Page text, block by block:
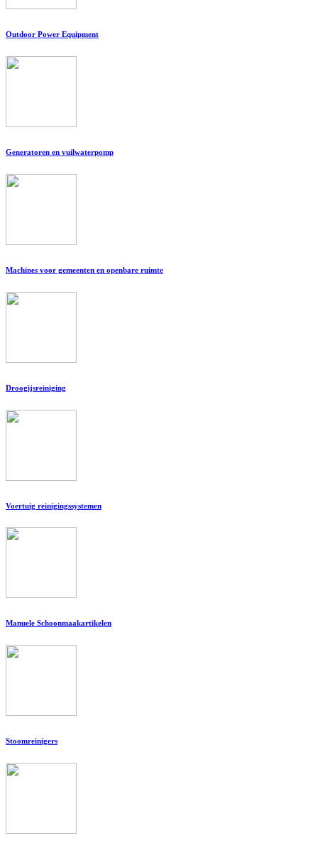
Outdoor Power Equipment
Generatoren en vuilwaterpomp
Machines voor gemeenten en openbare ruimte
Droogijsreiniging
Voertuig reinigingssystemen
Manuele Schoonmaakartikelen
Stoomreinigers